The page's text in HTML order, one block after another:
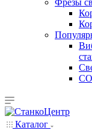
Фрезы
Каталог